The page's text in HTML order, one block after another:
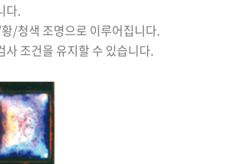
다.
/청색 조명으로 이루어집니다.
조건을 유지할 수 있습니다.